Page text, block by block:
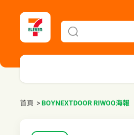
首頁 >BOYNEXTDOOR RIWOO海報